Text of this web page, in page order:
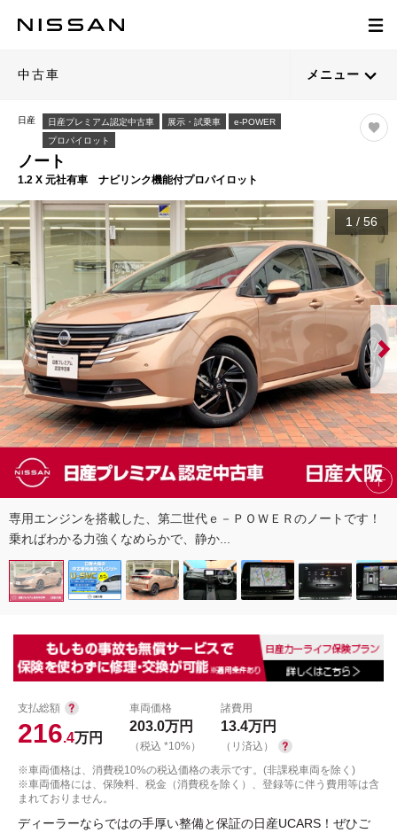
中古車 メニュー
日産 日産プレミアム認定中古車 展示・試乗車
e-POWER
プロパイロット
ノート
1.2 X 元社有車 ナビリンク機能付プロパイロット
1 / 56
専用エンジンを搭載した、第二世代ｅ－ＰＯＷＥＲのノートです！
乗ればわかる力強くなめらかで、静か...
支払総額
216.4万円
車両価格
203.0万円
（税込 *10%）
諸費用
13.4万円
（リ済込）
※車両価格は、消費税10%の税込価格の表示です。(非課税車両を除く)
※車両価格には、保険料、税金（消費税を除く）、登録等に伴う費用等は含
まれておりません。
ディーラーならではの手厚い整備と保証の日産UCARS！ぜひご